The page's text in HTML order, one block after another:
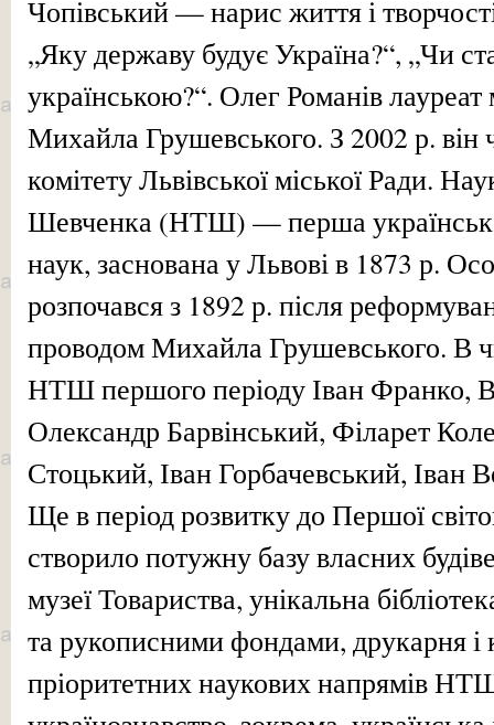
Чопівський — нарис життя і
„Яку державу будує Україна?“, „Чи
українською?“. Олег Романів
Михайла Грушевського. З 2002 р. він
комітету Львівської міської Ради.
Шевченка (НТШ) — перша українська
наук, заснована у Львові в 1873 р.
розпочався з 1892 р. після
проводом Михайла Грушевського. В
НТШ першого періоду Іван Франко,
Олександр Барвінський, Філарет
Стоцький, Іван Горбачевський, Іван
Ще в період розвитку до Першої
створило потужну базу власних
музеї Товариства, унікальна
та рукописними фондами, друкарня і
пріоритетних наукових напрямів